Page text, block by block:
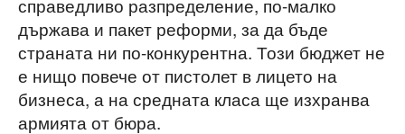
държава и пакет реформи, за да бъде
страната ни по-конкурентна. Този бюджет не
е нищо повече от пистолет в лицето на
бизнеса, а на средната класа ще изхранва
армията от бюра.